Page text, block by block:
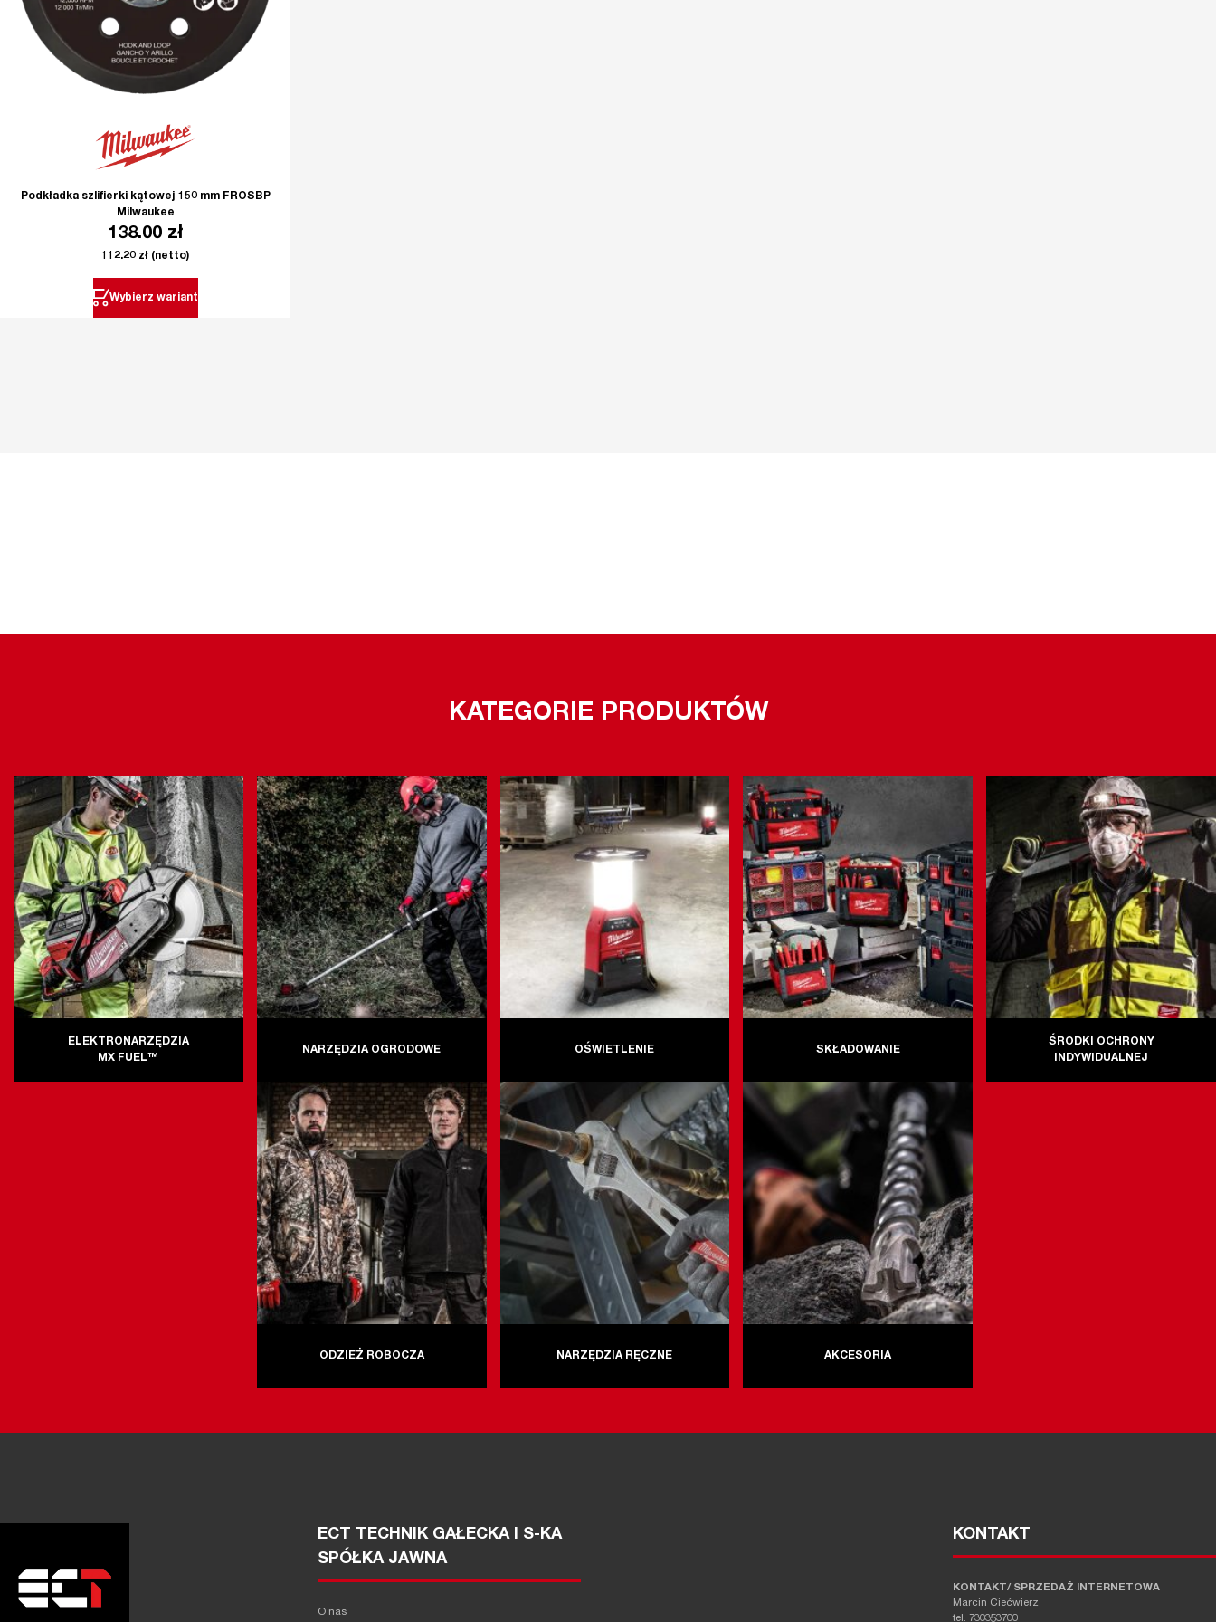
Podkładka szlifierki kątowej 150 mm FROSBP
Milwaukee
138.00 zł
112.20 zł (netto)
Wybierz wariant
KATEGORIE PRODUKTÓW
ELEKTRONARZĘDZIA
MX FUEL™
NARZĘDZIA OGRODOWE OŚWIETLENIE SKŁADOWANIE
ŚRODKI OCHRONY
INDYWIDUALNEJ
ODZIEŻ ROBOCZA NARZĘDZIA RĘCZNE AKCESORIA
ECT TECHNIK GAŁECKA I S-KA
SPÓŁKA JAWNA
O nas
KONTAKT
KONTAKT/ SPRZEDAŻ INTERNETOWA
Marcin Ciećwierz
tel. 730353700